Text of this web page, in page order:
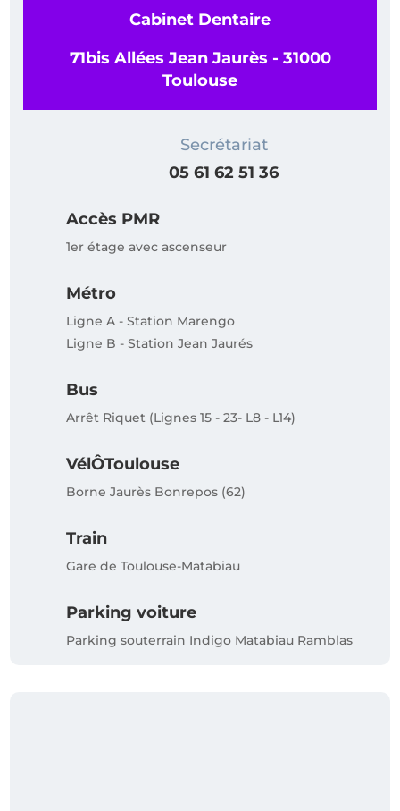
Cabinet Dentaire
71bis Allées Jean Jaurès - 31000
Toulouse
Secrétariat
05 61 62 51 36
Accès PMR
1er étage avec ascenseur
Métro
Ligne A - Station Marengo
Ligne B - Station Jean Jaurés
Bus
Arrêt Riquet (Lignes 15 - 23- L8 - L14)
VélÔToulouse
Borne Jaurès Bonrepos (62)
Train
Gare de Toulouse-Matabiau
Parking voiture
Parking souterrain Indigo Matabiau Ramblas